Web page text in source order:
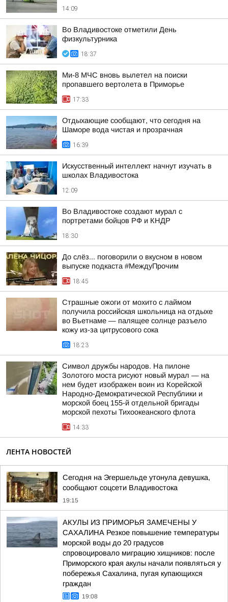
14:09
Во Владивостоке отметили День
физкультурника
18:37
Ми-8 МЧС вновь вылетел на поиски
пропавшего вертолета в Приморье
17:33
Отдыхающие сообщают, что сегодня на
Шаморе вода чистая и прозрачная
16:39
Искусственный интеллект начнут изучать в
школах Владивостока
12:09
Во Владивостоке создают мурал с
портретами бойцов РФ и КНДР
18:30
До слёз... поговорили о вкусном в новом
выпуске подкаста #МеждуПрочим
18:45
Страшные ожоги от мохито с лаймом
получила российская школьница на отдыхе
во Вьетнаме — палящее солнце разъело
кожу из-за цитрусового сока
18:23
Символ дружбы народов. На пилоне
Золотого моста рисуют новый мурал — на
нем будет изображен воин из Корейской
Народно-Демократической Республики и
морской боец 155-й отдельной бригады
морской пехоты Тихоокеанского флота
14:33
ЛЕНТА НОВОСТЕЙ
Сегодня на Эгершельде утонула девушка,
сообщают соцсети Владивостока
19:15
АКУЛЫ ИЗ ПРИМОРЬЯ ЗАМЕЧЕНЫ У
САХАЛИНА Резкое повышение температуры
морской воды до 20 градусов
спровоцировало миграцию хищников: после
Приморского края акулы начали появляться у
побережья Сахалина, пугая купающихся
граждан
19:08